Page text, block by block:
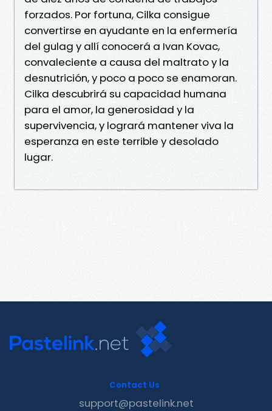
forzados. Por fortuna, Cilka consigue
convertirse en ayudante en la enfermería
del gulag y allí conocerá a Ivan Kovac,
convaleciente a causa del maltrato y la
desnutrición, y poco a poco se enamoran.
Cilka descubrirá su capacidad humana
para el amor, la generosidad y la
supervivencia, y logrará mantener viva la
esperanza en este terrible y desolado
lugar.
Contact Us
support@pastelink.net